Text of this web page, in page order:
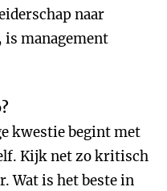
naar
is management
kwestie begint met
Kijk net zo kritisch
Wat is het beste in